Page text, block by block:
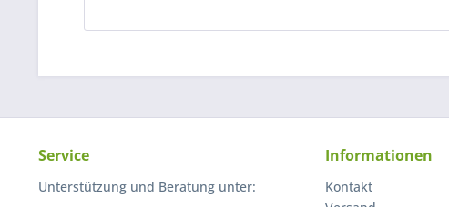
Service
Unterstützung und Beratung unter:
Informationen
Kontakt